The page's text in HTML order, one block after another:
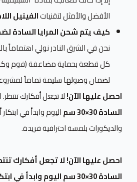
الأفضل والأمثل لتقنياتالفينيل
كيف يتم شحن المرايا السادة
نحن في الشرق النادر نولي اهتماماً
كل قطعة بحماية مضاعفة (فوم
لضمان وصولها سليمة تماماً
احصل عليها الآن!لا تجعل أفكارك
السادة 30×30 سم
اليوم وابدأ في
والديكورات بلمسة احترافية فريدة.
احصل عليها الآن! لا تجعل أفكارك
السادة 30×30 سم اليوم وابدأ